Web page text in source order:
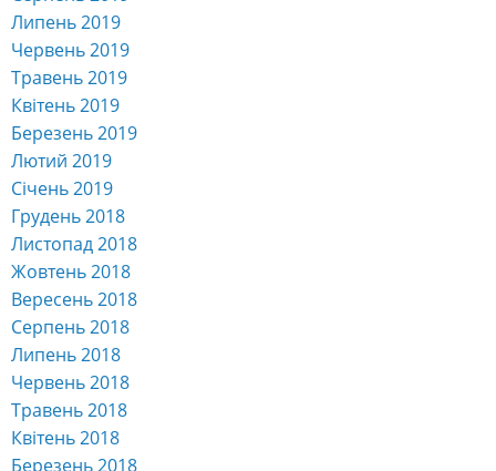
Червень 2020
Травень 2020
Квітень 2020
Березень 2020
Лютий 2020
Січень 2020
Грудень 2019
Листопад 2019
Жовтень 2019
Вересень 2019
Серпень 2019
Липень 2019
Червень 2019
Травень 2019
Квітень 2019
Березень 2019
Лютий 2019